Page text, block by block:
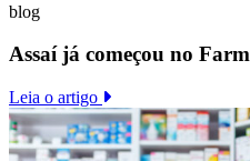
blog
Assaí já começou no
Leia o artigo